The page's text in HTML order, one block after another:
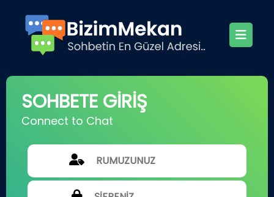
SOHBETE GİRİŞ
Connect to Chat